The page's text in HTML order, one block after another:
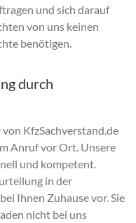
und sich darauf
von uns keinen
benötigen.
durch
KfzSachverstand.de
Anruf vor Ort. Unsere
und kompetent.
in der
Ihnen Zuhause vor. Sie
nicht bei uns